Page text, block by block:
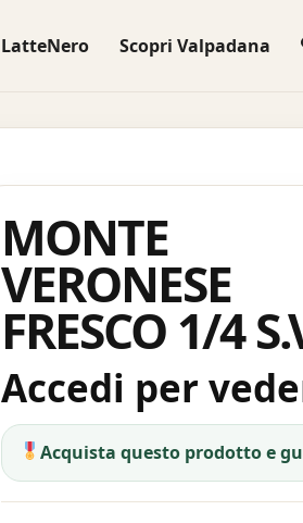
LatteNero Scopri Valpadana
MONTE
VERONESE
FRESCO 1/4
Accedi per
Acquista questo prodotto e